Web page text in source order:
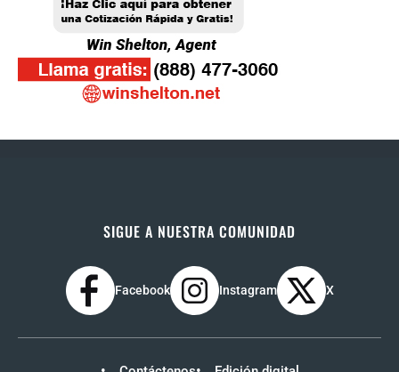
SIGUE A NUESTRA COMUNIDAD
Facebook Instagram X